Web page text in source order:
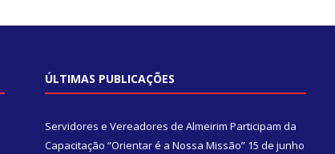
ÚLTIMAS PUBLICAÇÕES
Servidores e Vereadores de Almeirim Participam da
Capacitação “Orientar é a Nossa Missão” 15 de junho